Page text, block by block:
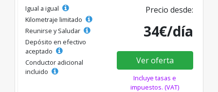
Igual a igual
Kilometraje limitado
Reunirse y Saludar
Depósito en efectivo
aceptado
Conductor adicional
incluido
Precio desde:
34€/día
Ver oferta
Incluye tasas e
impuestos. (VAT)